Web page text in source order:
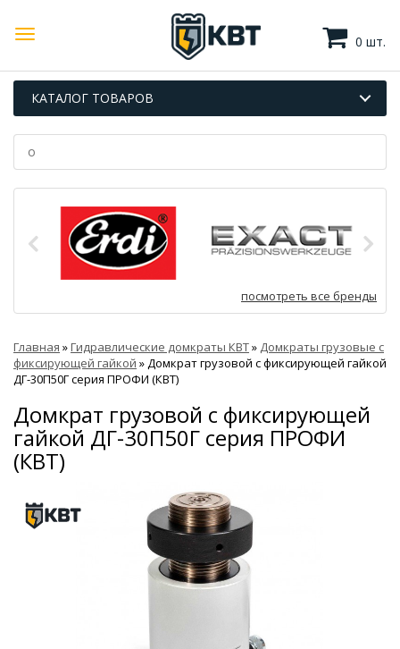
0 шт.
КАТАЛОГ ТОВАРОВ
посмотреть все бренды
Главная »Гидравлические домкраты КВТ» Домкраты грузовые с
фиксирующей гайкой » Домкрат грузовой с фиксирующей гайкой
ДГ-30П50Г серия ПРОФИ (КВТ)
Домкрат грузовой с фиксирующей
гайкой ДГ-30П50Г серия ПРОФИ
(КВТ)